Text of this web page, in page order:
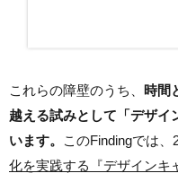
これらの障壁のうち、 時間
越える試みとして「デザイ
います。
このFindingでは、
化を実践する『デザインキ